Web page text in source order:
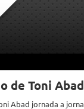
de Toni Abad
Abad jornada a